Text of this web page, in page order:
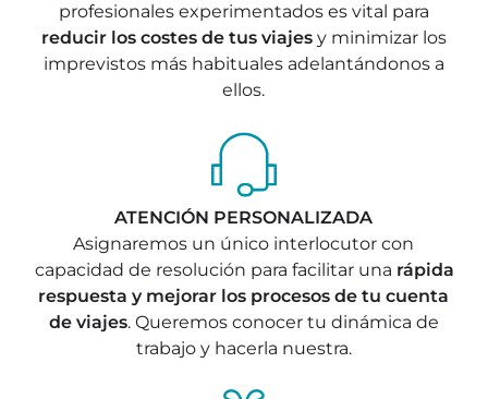
Mapa de viajeros y sus reservas para su
control y seguimiento.
profesionales experimentados es vital para
reducir los costes de tus viajesy minimizar los
imprevistos más habituales adelantándonos a
ellos.
ATENCIÓN PERSONALIZADA
Asignaremos un único interlocutor con
capacidad de resolución para facilitar una rápida
respuesta y mejorar los procesos de tu cuenta
de viajes. Queremos conocer tu dinámica de
trabajo y hacerla nuestra.